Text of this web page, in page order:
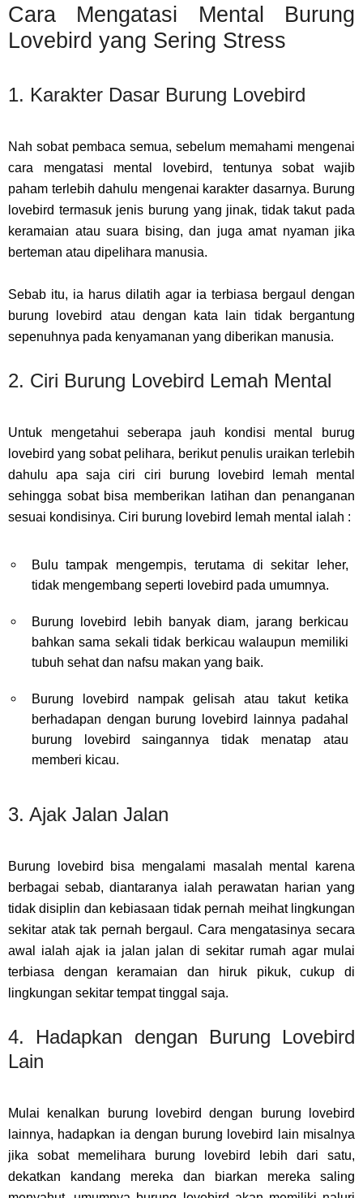
Cara Mengatasi Mental Burung
Lovebird yang Sering Stress
1. Karakter Dasar Burung Lovebird
Nah sobat pembaca semua, sebelum memahami mengenai
cara mengatasi mental lovebird, tentunya sobat wajib
paham terlebih dahulu mengenai karakter dasarnya. Burung
lovebird termasuk jenis burung yang jinak, tidak takut pada
keramaian atau suara bising, dan juga amat nyaman jika
berteman atau dipelihara manusia.
Sebab itu, ia harus dilatih agar ia terbiasa bergaul dengan
burung lovebird atau dengan kata lain tidak bergantung
sepenuhnya pada kenyamanan yang diberikan manusia.
2. Ciri Burung Lovebird Lemah Mental
Untuk mengetahui seberapa jauh kondisi mental burug
lovebird yang sobat pelihara, berikut penulis uraikan terlebih
dahulu apa saja ciri ciri burung lovebird lemah mental
sehingga sobat bisa memberikan latihan dan penanganan
sesuai kondisinya. Ciri burung lovebird lemah mental ialah :
Bulu tampak mengempis, terutama di sekitar leher,
tidak mengembang seperti lovebird pada umumnya.
Burung lovebird lebih banyak diam, jarang berkicau
bahkan sama sekali tidak berkicau walaupun memiliki
tubuh sehat dan nafsu makan yang baik.
Burung lovebird nampak gelisah atau takut ketika
berhadapan dengan burung lovebird lainnya padahal
burung lovebird saingannya tidak menatap atau
memberi kicau.
3. Ajak Jalan Jalan
Burung lovebird bisa mengalami masalah mental karena
berbagai sebab, diantaranya ialah perawatan harian yang
tidak disiplin dan kebiasaan tidak pernah meihat lingkungan
sekitar atak tak pernah bergaul. Cara mengatasinya secara
awal ialah ajak ia jalan jalan di sekitar rumah agar mulai
terbiasa dengan keramaian dan hiruk pikuk, cukup di
lingkungan sekitar tempat tinggal saja.
4. Hadapkan dengan Burung Lovebird
Lain
Mulai kenalkan burung lovebird dengan burung lovebird
lainnya, hadapkan ia dengan burung lovebird lain misalnya
jika sobat memelihara burung lovebird lebih dari satu,
dekatkan kandang mereka dan biarkan mereka saling